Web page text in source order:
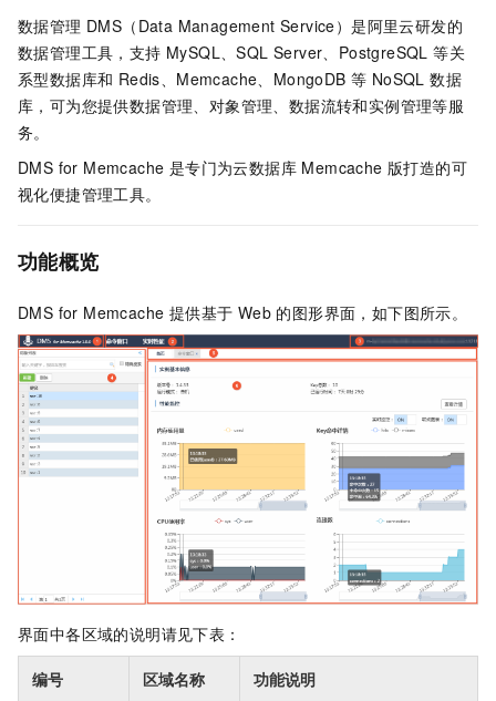
数据管理 DMS（Data Management Service）是阿里云研发的
数据管理工具，支持 MySQL、SQL Server、PostgreSQL 等关
系型数据库和 Redis、Memcache、MongoDB 等 NoSQL 数据
库，可为您提供数据管理、对象管理、数据流转和实例管理等服
务。
DMS for Memcache 是专门为云数据库 Memcache 版打造的可
视化便捷管理工具。
功能概览
DMS for Memcache 提供基于 Web 的图形界面，如下图所示。
界面中各区域的说明请见下表：
编号 区域名称 功能说明